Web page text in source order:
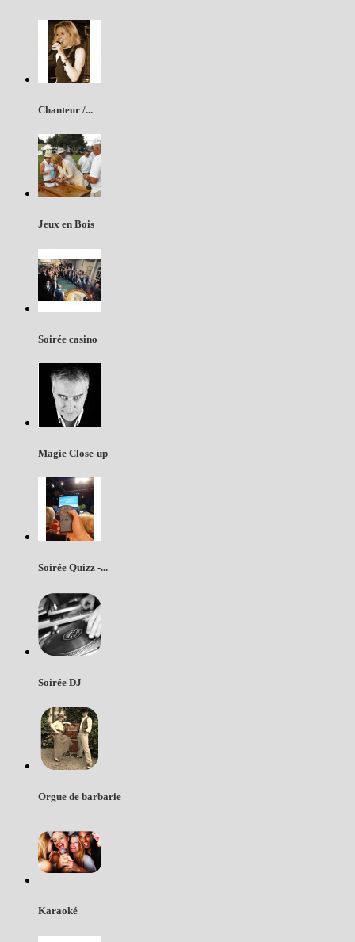
Chanteur /...
Jeux en Bois
Soirée casino
Magie Close-up
Soirée Quizz -...
Soirée DJ
Orgue de barbarie
Karaoké